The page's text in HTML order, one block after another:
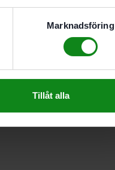
Marknadsföring
Tillåt alla